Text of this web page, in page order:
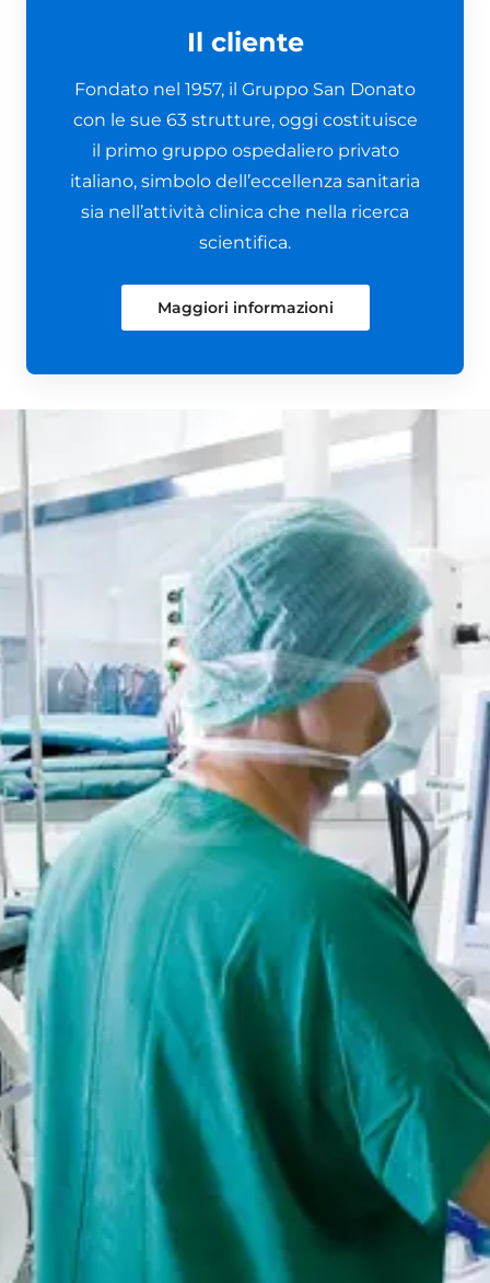
Il cliente
Fondato nel 1957, il Gruppo San Donato
con le sue 63 strutture, oggi costituisce
il primo gruppo ospedaliero privato
italiano, simbolo dell’eccellenza sanitaria
sia nell’attività clinica che nella ricerca
scientifica.
Maggiori informazioni